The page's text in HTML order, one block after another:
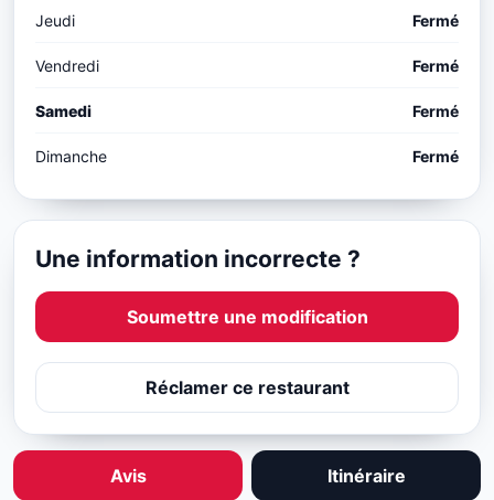
Jeudi Fermé
Vendredi Fermé
Samedi Fermé
Dimanche Fermé
Une information incorrecte ?
Soumettre une modification
Réclamer ce restaurant
Avis Itinéraire